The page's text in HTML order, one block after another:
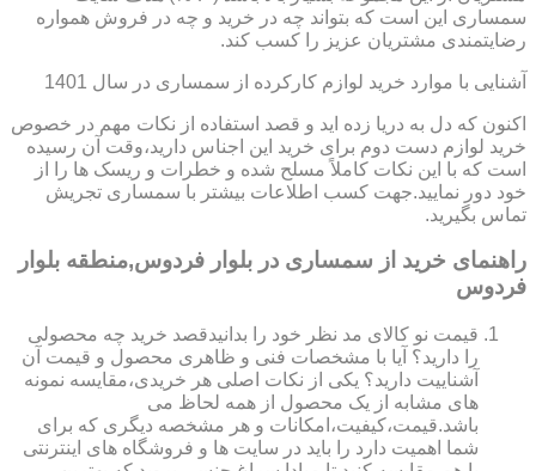
سمساری این است که بتواند چه در خرید و چه در فروش همواره
رضایتمندی مشتریان عزیز را کسب کند.
آشنایی با موارد خرید لوازم کارکرده از سمساری در سال 1401
اکنون که دل به دریا زده اید و قصد استفاده از نکات مهم در خصوص
خرید لوازم دست دوم برای خرید این اجناس دارید،وقت آن رسیده
است که با این نکات کاملاً مسلح شده و خطرات و ریسک ها را از
خود دور نمایید.جهت کسب اطلاعات بیشتر با سمساری تجریش
تماس بگیرید.
راهنمای خرید از سمساری در بلوار فردوس,منطقه بلوار
فردوس
قیمت نو کالای مد نظر خود را بدانیدقصد خرید چه محصولی
را دارید؟ آیا با مشخصات فنی و ظاهری محصول و قیمت آن
آشناییت دارید؟ یکی از نکات اصلی هر خریدی،مقایسه نمونه
های مشابه از یک محصول از همه لحاظ می
باشد.قیمت،کیفیت،امکانات و هر مشخصه دیگری که برای
شما اهمیت دارد را باید در سایت ها و فروشگاه های اینترنتی